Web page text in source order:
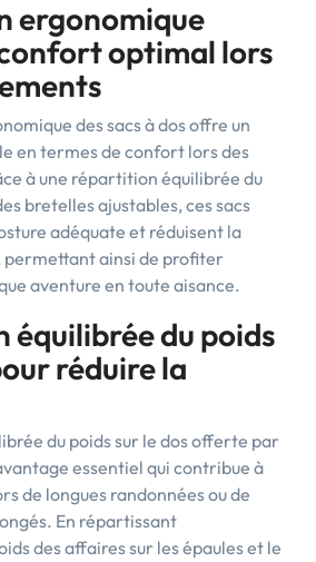
ergonomique
optimal lors
des sacs à dos offre un
en termes de confort lors des
à une répartition équilibrée du
bretelles ajustables, ces sacs
adéquate et réduisent la
permettant ainsi de profiter
aventure en toute aisance.
équilibrée du poids
réduire la
du poids sur le dos offerte par
essentiel qui contribue à
de longues randonnées ou de
En répartissant
des affaires sur les épaules et le